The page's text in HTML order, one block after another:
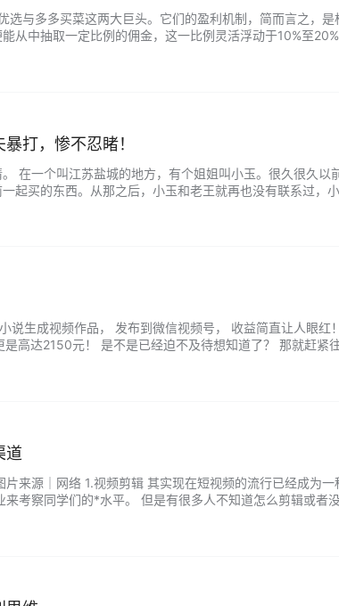
与多多买菜这两大巨头。它们的盈利机制，简而言之，
从中抽取一定比例的佣金，这一比例灵活浮动于10%至
打，惨不忍睹！
在一个叫江苏盐城的地方，有个姐姐叫小玉。很久很久以
起买的东西。从那之后，小玉和老王就再也没有联系过，
生成视频作品， 发布到微信视频号， 收益简直让人眼红
高达2150元！ 是不是已经迫不及待想知道了？ 那就赶紧
道
来源｜网络 1.视频剪辑 其实现在短视频的流行已经成为
考察同学们的*水平。 但是有很多人不知道怎么剪辑或者